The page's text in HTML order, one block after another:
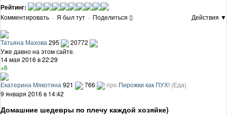
Рейтинг:
Комментировать · Я был тут · Поделиться Действия ▼
Татьяна Махова 295
20772
Уже давно на этом сайте.
14 мая 2016 в 22:29
+6
Екатерина Мякотина 921 766 про Пирожки как ПУХ! (Еда)
9 января 2016 в 14:42
Домашние шедевры по плечу каждой хозяйке)